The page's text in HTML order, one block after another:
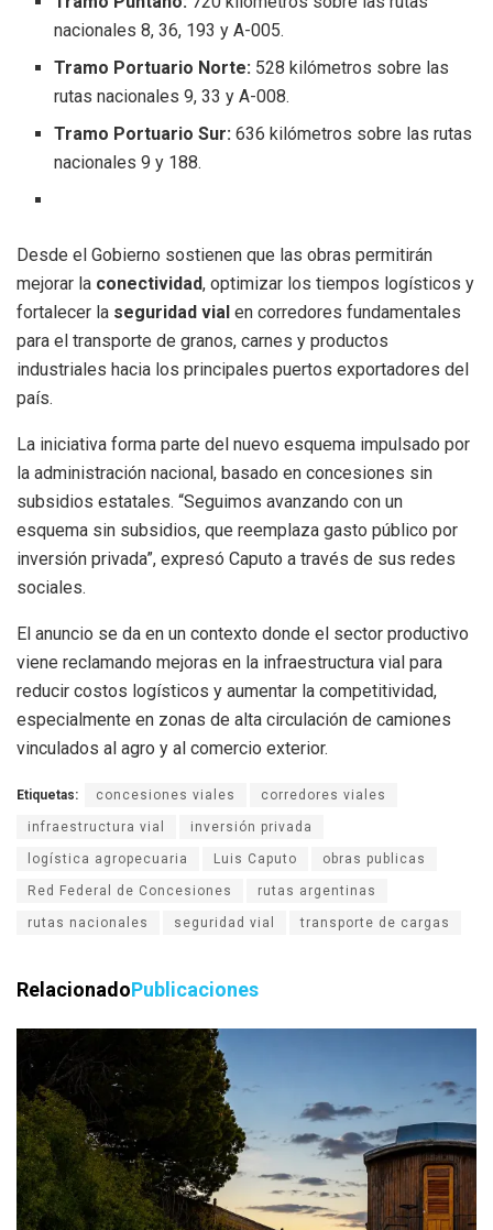
nacionales 8, 36, 193 y A-005.
Tramo Portuario Norte: 528 kilómetros sobre las
rutas nacionales 9, 33 y A-008.
Tramo Portuario Sur: 636 kilómetros sobre las rutas
nacionales 9 y 188.
Desde el Gobierno sostienen que las obras permitirán
mejorar la conectividad, optimizar los tiempos logísticos y
fortalecer la seguridad vial en corredores fundamentales
para el transporte de granos, carnes y productos
industriales hacia los principales puertos exportadores del
país.
La iniciativa forma parte del nuevo esquema impulsado por
la administración nacional, basado en concesiones sin
subsidios estatales. “Seguimos avanzando con un
esquema sin subsidios, que reemplaza gasto público por
inversión privada”, expresó Caputo a través de sus redes
sociales.
El anuncio se da en un contexto donde el sector productivo
viene reclamando mejoras en la infraestructura vial para
reducir costos logísticos y aumentar la competitividad,
especialmente en zonas de alta circulación de camiones
vinculados al agro y al comercio exterior.
Etiquetas: concesiones viales corredores viales
infraestructura vial inversión privada
logística agropecuaria Luis Caputo obras publicas
Red Federal de Concesiones rutas argentinas
rutas nacionales seguridad vial transporte de cargas
RelacionadoPublicaciones